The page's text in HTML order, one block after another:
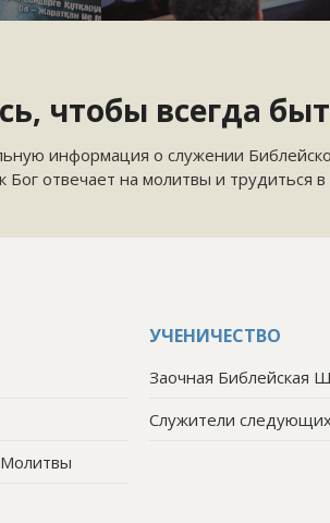
чтобы всегда
информация о служении
Бог отвечает на молитвы и трудиться
УЧЕНИЧЕСТВО
Заочная Библейская
Служители